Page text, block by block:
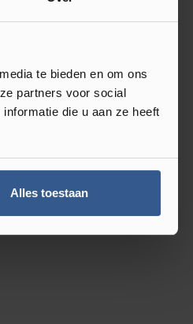
te bieden en om ons
partners voor social
die u aan ze heeft
Alles toestaan